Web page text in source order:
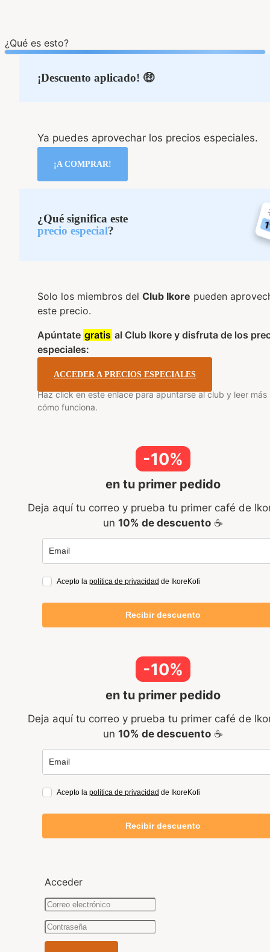
¿Qué es esto?
¡Descuento aplicado! 🤑
Ya puedes aprovechar los precios especiales.
¡A COMPRAR!
¿Qué significa este
precio especial?
Solo los miembros del Club Ikore pueden
este precio.
Apúntate gratis al Club Ikore y disfruta de los
especiales:
ACCEDER A PRECIOS ESPECIALES
Haz click en este enlace para apuntarse al club y leer más
cómo funciona.
-10%
en tu primer pedido
Deja aquí tu correo y prueba tu primer café de
un 10% de descuento☕
Acepto la política de privacidad de IkoreKofi
Recibir descuento
-10%
en tu primer pedido
Deja aquí tu correo y prueba tu primer café de
un 10% de descuento☕
Acepto la política de privacidad de IkoreKofi
Recibir descuento
Acceder